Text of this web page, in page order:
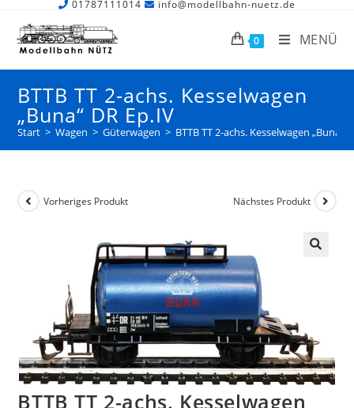
01787111014 info@modellbahn-nuetz.de
0 MENÜ
BTTB TT 2-achs. Kesselwagen
„Buna“ DR Ep.IV
Start > Wagen > Güterwagen > BTTB TT 2-achs. Kesselwagen „Buna“
Vorheriges Produkt Nächstes Produkt
BTTB TT 2-achs. Kesselwagen